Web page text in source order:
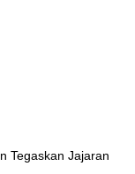
Tegaskan Jajaran